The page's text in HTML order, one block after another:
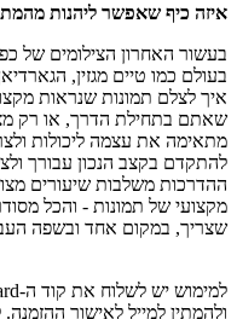
איזה כיף שאפשר ליהנות
בעשור האחרון הצילומים של
בעולם כמו טיים מגזין,
איך לצלם תמונות שנראות
שאתם בתחילת הדרך, או רק
מתאימה את עצמה ליכולות
להתקדם בקצב הנכון עבורך
ההדרכות משלבות שיעורים
מקצועי של תמונות - והכל
שצריך, במקום אחד ובשפה
למימוש יש לשלוח את קוד ה-Gift Card למייל
ולהמתין למייל לאישור ההזמנה. לפרטים